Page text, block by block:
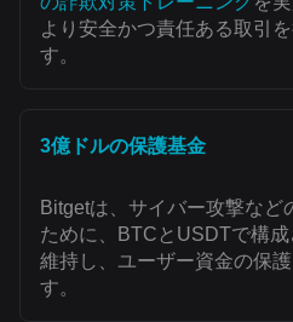
より安全かつ責任ある取引
す。
3億ドルの保護基金
Bitgetは、サイバー攻撃など
ために、BTCとUSDTで構
維持し、ユーザー資金の保
す。